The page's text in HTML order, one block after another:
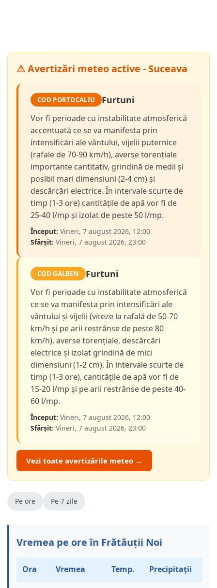
⚠ Avertizări meteo active - Suceava
COD PORTOCALIU Furtuni
Vor fi perioade cu instabilitate atmosferică
accentuată ce se va manifesta prin
intensificări ale vântului, vijelii puternice
(rafale de 70-90 km/h), averse torențiale
importante cantitativ, grindină de medii și
posibil mari dimensiuni (2-4 cm) și
descărcări electrice. În intervale scurte de
timp (1-3 ore) cantitățile de apă vor fi de
25-40 l/mp și izolat de peste 50 l/mp.
Început: Vineri, 7 august 2026, 12:00
Sfârșit: Vineri, 7 august 2026, 23:00
COD GALBEN Furtuni
Vor fi perioade cu instabilitate atmosferică
ce se va manifesta prin intensificări ale
vântului și vijelii (viteze la rafală de 50-70
km/h și pe arii restrânse de peste 80
km/h), averse torențiale, descărcări
electrice și izolat grindină de mici
dimensiuni (1-2 cm). În intervale scurte de
timp (1-3 ore), cantitățile de apă vor fi de
15-20 l/mp și pe arii restrânse de peste 40-
60 l/mp.
Început: Vineri, 7 august 2026, 12:00
Sfârșit: Vineri, 7 august 2026, 23:00
Vezi toate avertizările meteo →
Pe ore Pe 7 zile
Vremea pe ore în Frătăuții Noi
Ora Vremea Temp. Precipitații